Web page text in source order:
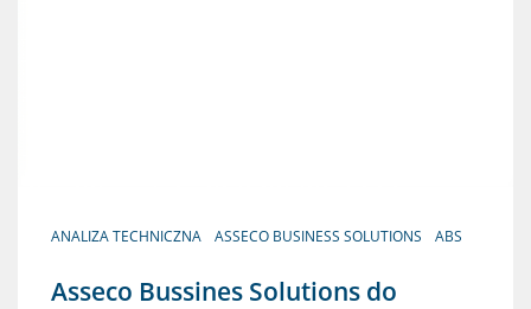
ANALIZA TECHNICZNA ASSECO BUSINESS SOLUTIONS ABS
Asseco Bussines Solutions do